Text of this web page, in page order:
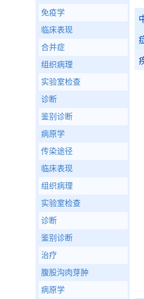
免疫学
临床表现
合并症
组织病理
实验室检查
诊断
鉴别诊断
病原学
传染途径
临床表现
组织病理
实验室检查
诊断
鉴别诊断
治疗
腹股沟肉芽肿
病原学